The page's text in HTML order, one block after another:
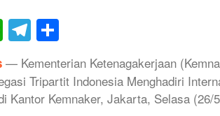
WhatsApp
Telegram
— Kementerian Ketenagakerjaan
Tripartit Indonesia Menghadiri
Kantor Kemnaker, Jakarta, Selasa (26/